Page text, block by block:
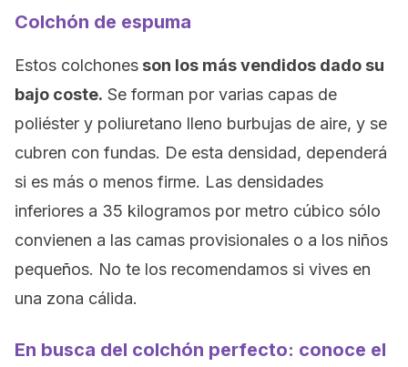
Colchón de espuma
Estos colchones son los más vendidos dado su
bajo coste. Se forman por varias capas de
poliéster y poliuretano lleno burbujas de aire, y se
cubren con fundas. De esta densidad, dependerá
si es más o menos firme. Las densidades
inferiores a 35 kilogramos por metro cúbico sólo
convienen a las camas provisionales o a los niños
pequeños. No te los recomendamos si vives en
una zona cálida.
En busca del colchón perfecto: conoce el